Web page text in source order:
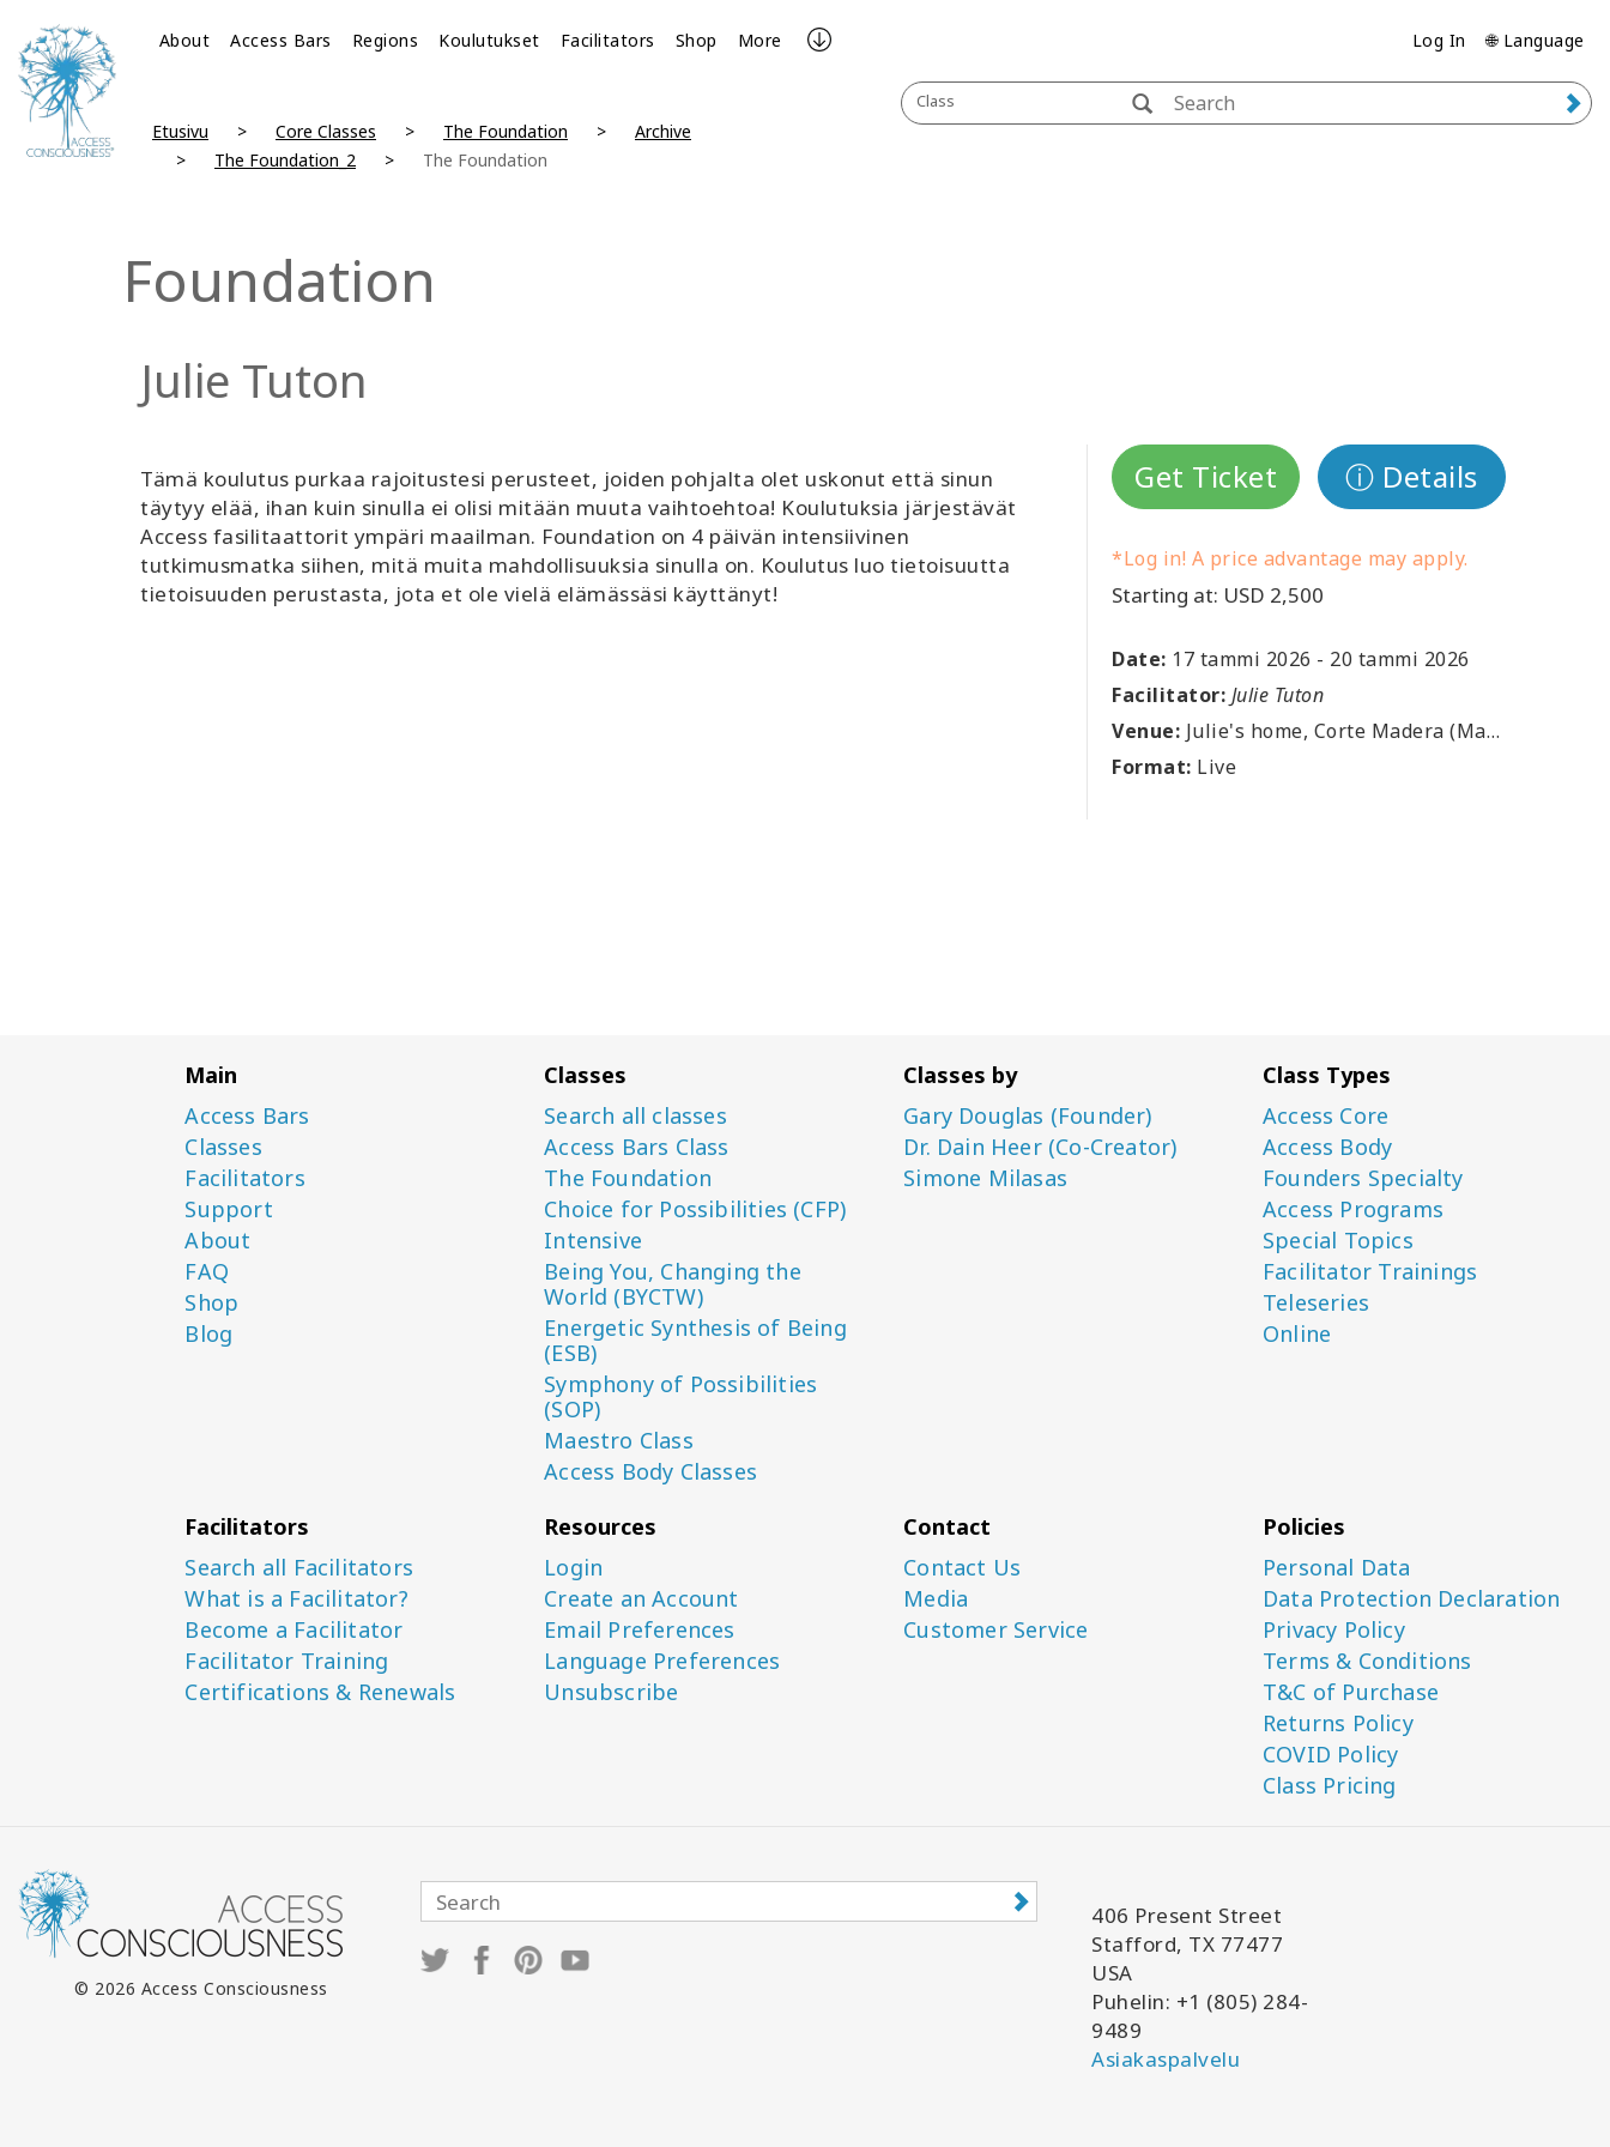
About Access Bars Regions Koulutukset Facilitators Shop More Log In 🌐 Language
Class
Etusivu Core Classes The Foundation
Archive
The Foundation_2
The Foundation
Foundation
Julie Tuton
Tämä koulutus purkaa rajoitustesi perusteet, joiden pohjalta olet uskonut että sinun
täytyy elää, ihan kuin sinulla ei olisi mitään muuta vaihtoehtoa! Koulutuksia järjestävät
Access fasilitaattorit ympäri maailman. Foundation on 4 päivän intensiivinen
tutkimusmatka siihen, mitä muita mahdollisuuksia sinulla on. Koulutus luo tietoisuutta
tietoisuuden perustasta, jota et ole vielä elämässäsi käyttänyt!
Get Ticket ⓘ Details
*Log in! A price advantage may apply.
Starting at: USD 2,500
Date: 17 tammi 2026 - 20 tammi 2026
Facilitator: Julie Tuton
Venue: Julie's home, Corte Madera (Marin), US
Format: Live
Main
Access Bars
Classes
Facilitators
Support
About
FAQ
Shop
Blog
Classes
Search all classes
Access Bars Class
The Foundation
Choice for Possibilities (CFP)
Intensive
Being You, Changing the
World (BYCTW)
Energetic Synthesis of Being
(ESB)
Symphony of Possibilities
(SOP)
Maestro Class
Access Body Classes
Classes by
Gary Douglas (Founder)
Dr. Dain Heer (Co-Creator)
Simone Milasas
Class Types
Access Core
Access Body
Founders Specialty
Access Programs
Special Topics
Facilitator Trainings
Teleseries
Online
Facilitators
Search all Facilitators
What is a Facilitator?
Become a Facilitator
Facilitator Training
Certifications & Renewals
Resources
Login
Create an Account
Email Preferences
Language Preferences
Unsubscribe
Contact
Contact Us
Media
Customer Service
Policies
Personal Data
Data Protection Declaration
Privacy Policy
Terms & Conditions
T&C of Purchase
Returns Policy
COVID Policy
Class Pricing
© 2026 Access Consciousness
406 Present Street
Stafford, TX 77477
USA
Puhelin: +1 (805) 284-
9489
Asiakaspalvelu